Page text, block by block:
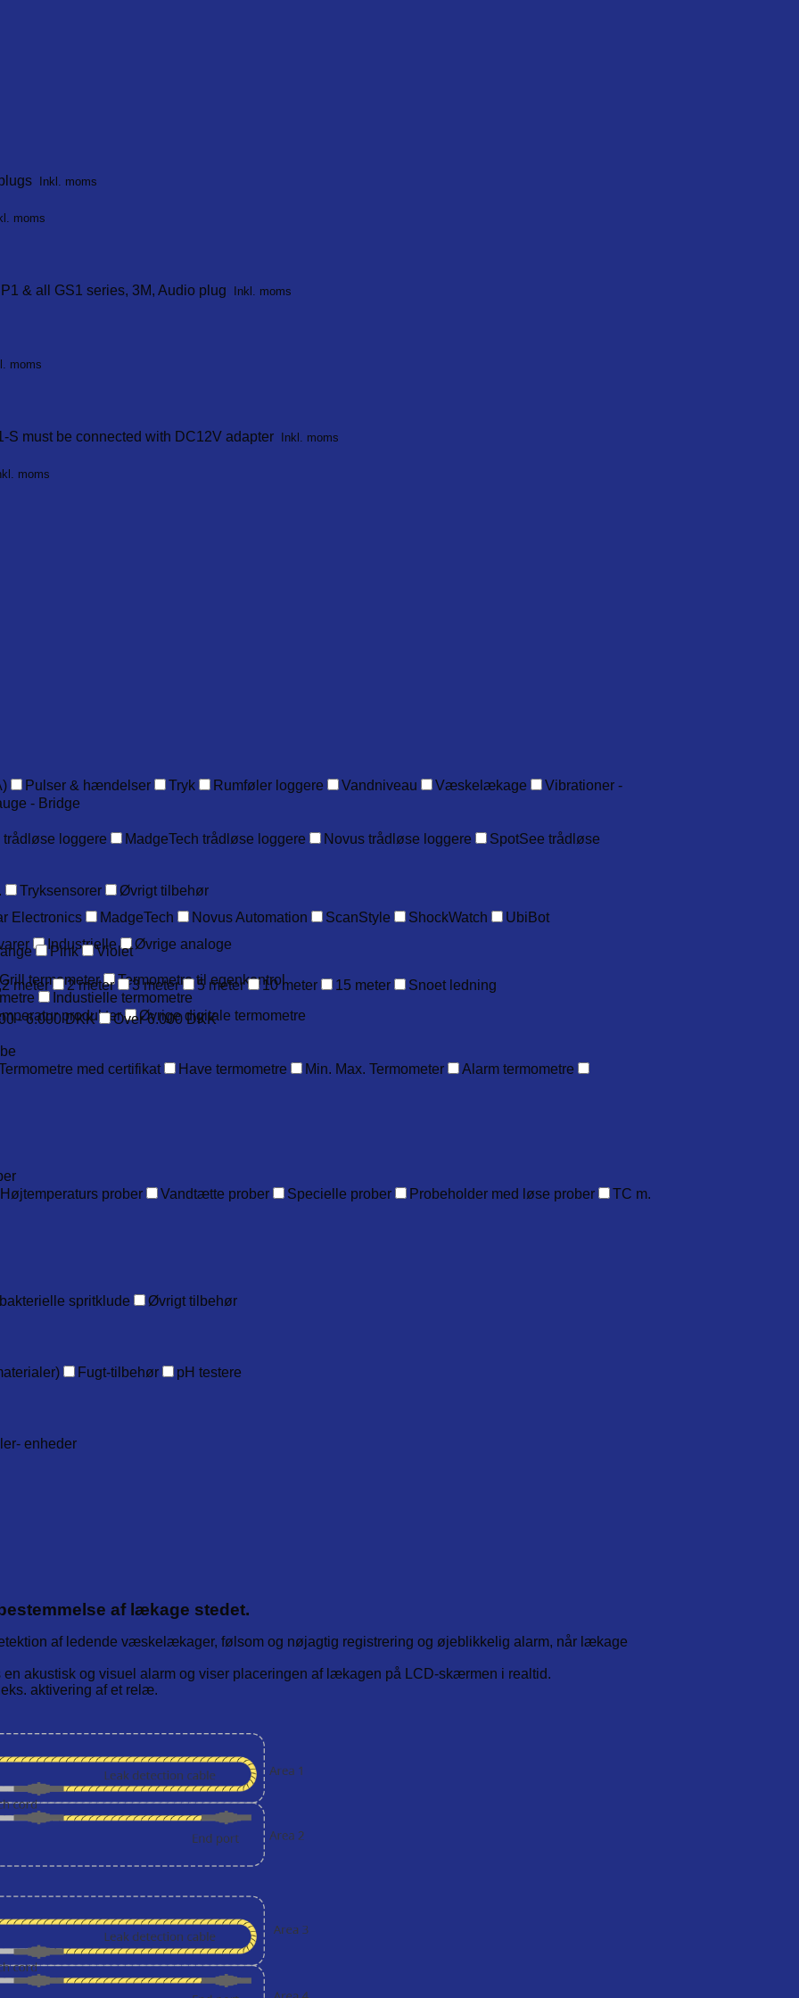
Inkl. moms
moms
& all GS1 series, 3M, Audio plug Inkl. moms
moms
S must be connected with DC12V adapter Inkl. moms
moms
Pulser & hændelser Tryk Rumføler loggere Vandniveau Væskelækage
Vibrationer -
- Bridge
trådløse loggere MadgeTech trådløse loggere Novus trådløse loggere
SpotSee trådløse
Tryksensorer
Øvrigt tilbehør
Industrielle
Øvrige analoge
Grill termometer
Termometre til egenkontrol
Industielle termometre
produkter
Øvrige digitale termometre
med certifikat Have termometre Min. Max. Termometer
Alarm termometre
Højtemperaturs prober Vandtætte prober Specielle prober Probeholder med løse prober
TC m.
spritklude
Øvrigt tilbehør
Fugt-tilbehør
pH testere
enheder
Electronics MadgeTech Novus Automation ScanStyle ShockWatch
UbiBot
Pink
Violet
meter 2 meter 3 meter 5 meter 10 meter 15 meter
Snoet ledning
- 6.000 DKK Over 6.000 DKK
af lækage stedet.
af ledende væskelækager, følsom og nøjagtig registrering og øjeblikkelig alarm, når lækage
akustisk og visuel alarm og viser placeringen af lækagen på LCD-skærmen i realtid.
aktivering af et relæ.